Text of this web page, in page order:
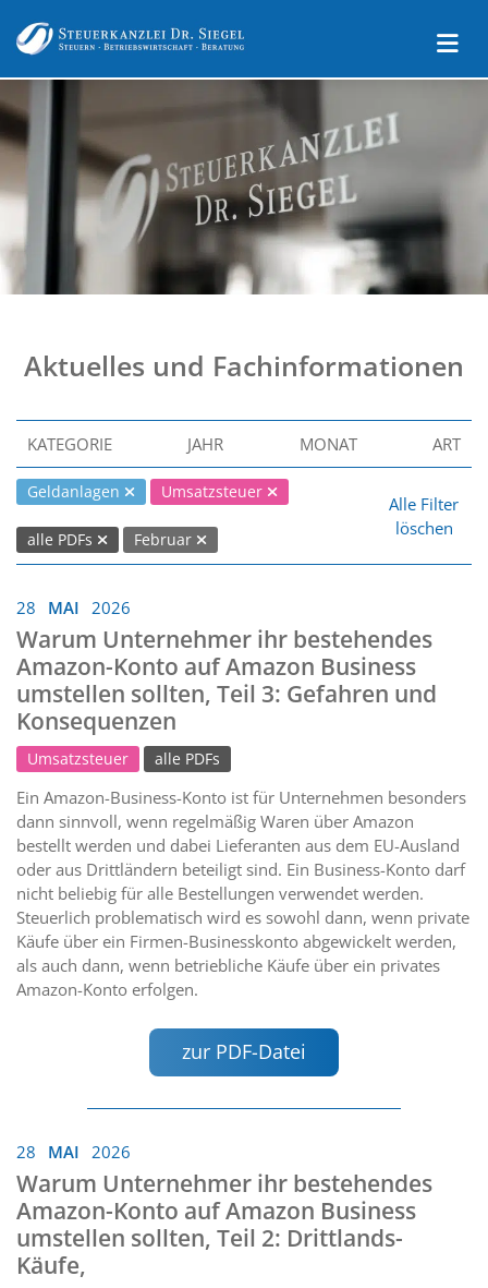
Aktuelles und Fachinformationen
KATEGORIE JAHR MONAT ART
Geldanlagen Umsatzsteuer
alle PDFs Februar
Alle Filter
löschen
28 MAI 2026
Warum Unternehmer ihr bestehendes
Amazon-Konto auf Amazon Business
umstellen sollten, Teil 3: Gefahren und
Konsequenzen
Umsatzsteuer alle PDFs
Ein Amazon-Business-Konto ist für Unternehmen besonders
dann sinnvoll, wenn regelmäßig Waren über Amazon
bestellt werden und dabei Lieferanten aus dem EU-Ausland
oder aus Drittländern beteiligt sind. Ein Business-Konto darf
nicht beliebig für alle Bestellungen verwendet werden.
Steuerlich problematisch wird es sowohl dann, wenn private
Käufe über ein Firmen-Businesskonto abgewickelt werden,
als auch dann, wenn betriebliche Käufe über ein privates
Amazon-Konto erfolgen.
zur PDF-Datei
28 MAI 2026
Warum Unternehmer ihr bestehendes
Amazon-Konto auf Amazon Business
umstellen sollten, Teil 2: Drittlands-
Käufe,